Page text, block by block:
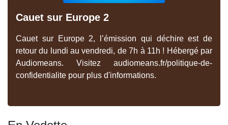
Cauet sur Europe 2
Cauet sur Europe 2, l’émission qui déchire est de
retour du lundi au vendredi, de 7h à 11h ! Hébergé par
Audiomeans. Visitez audiomeans.fr/politique-de-
confidentialite pour plus d'informations.